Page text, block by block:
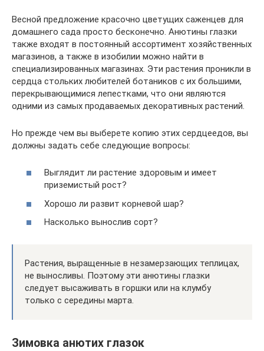
Весной предложение красочно цветущих саженцев для
домашнего сада просто бесконечно. Анютины глазки
также входят в постоянный ассортимент хозяйственных
магазинов, а также в изобилии можно найти в
специализированных магазинах. Эти растения проникли в
сердца стольких любителей ботаников с их большими,
перекрывающимися лепестками, что они являются
одними из самых продаваемых декоративных растений.
Но прежде чем вы выберете копию этих сердцеедов, вы
должны задать себе следующие вопросы:
Выглядит ли растение здоровым и имеет
приземистый рост?
Хорошо ли развит корневой шар?
Насколько вынослив сорт?
Растения, выращенные в незамерзающих теплицах,
не выносливы. Поэтому эти анютины глазки
следует высаживать в горшки или на клумбу
только с середины марта.
Зимовка анютих глазок